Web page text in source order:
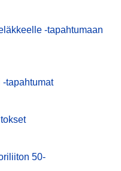
-tapahtumaan
tapahtumat
50-